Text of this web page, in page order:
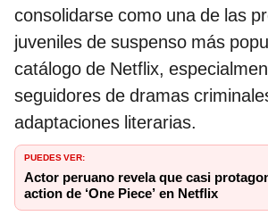
consolidarse como una de las
juveniles de suspenso más
catálogo de Netflix,
seguidores de dramas
adaptaciones literarias.
PUEDES VER:
Actor peruano revela que casi
action de ‘One Piece’ en Netflix